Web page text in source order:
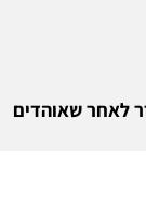
לאחר שאוהדים